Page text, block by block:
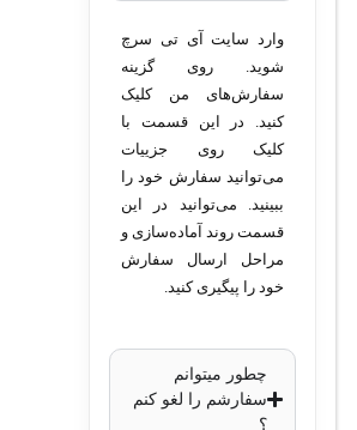
تعداد: 10
حساب SIP
کدک‌های صوتی:
پشتیبانی از
کدک‌های
G.711
(A/U)،
کیفیت HD
وارد سایت آی تی سرچ
شوید. روی گزینه
سفارش‌های من کلیک
کنید. در این قسمت با
کلیک روی جزییات
می‌توانید سفارش خود را
ببینید. می‌توانید در این
قسمت روند آماده‌سازی و
مراحل ارسال سفارش
خود را پیگیری کنید.
چطور میتوانم
سفارشم را لغو کنم
؟